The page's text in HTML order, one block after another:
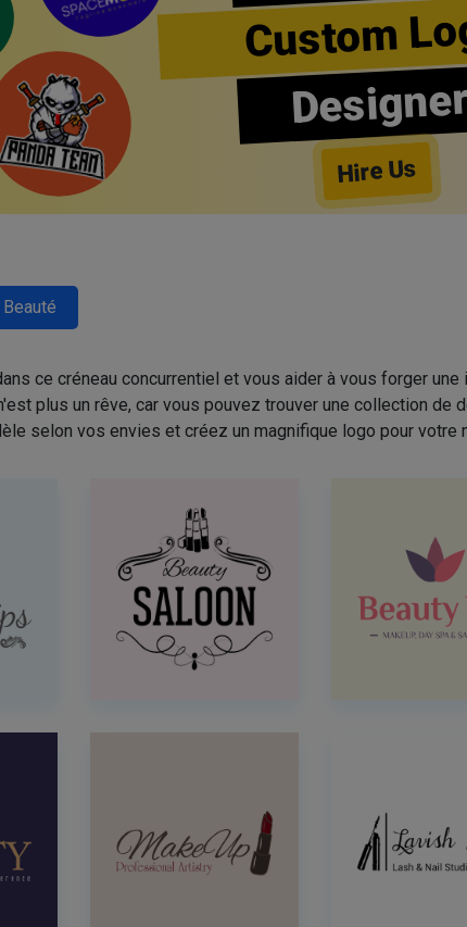
Custom
Designer
Hire Us
ce créneau concurrentiel et vous aider à vous forger
plus un rêve, car vous pouvez trouver une collection de
selon vos envies et créez un magnifique logo pour votre